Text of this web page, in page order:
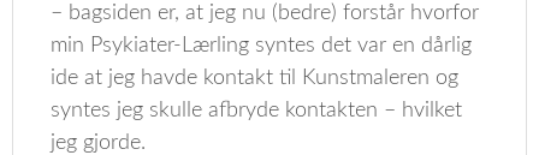
– bagsiden er, at jeg nu (bedre) forstår hvorfor
min Psykiater-Lærling syntes det var en dårlig
ide at jeg havde kontakt til Kunstmaleren og
syntes jeg skulle afbryde kontakten – hvilket
jeg gjorde.